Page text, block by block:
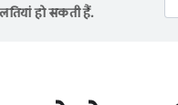
हो सकती हैं.